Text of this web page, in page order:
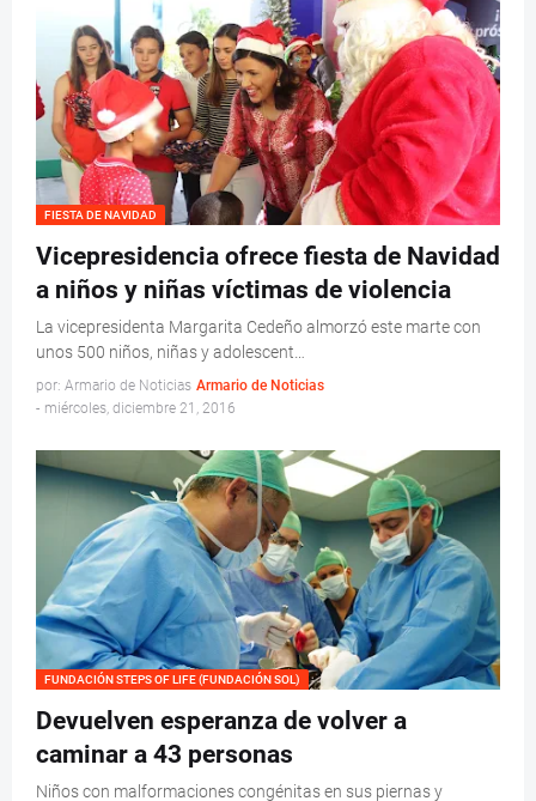
FIESTA DE NAVIDAD
Vicepresidencia ofrece fiesta de Navidad
a niños y niñas víctimas de violencia
La vicepresidenta Margarita Cedeño almorzó este marte con
unos 500 niños, niñas y adolescent…
por: Armario de Noticias Armario de Noticias
- miércoles, diciembre 21, 2016
FUNDACIÓN STEPS OF LIFE (FUNDACIÓN SOL)
Devuelven esperanza de volver a
caminar a 43 personas
Niños con malformaciones congénitas en sus piernas y